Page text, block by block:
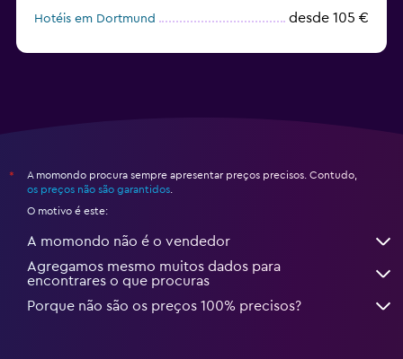
Hotéis em Dortmund desde 105 €
*
A momondo procura sempre apresentar preços precisos. Contudo,
os preços não são garantidos
O motivo é este:
A momondo não é o vendedor
Agregamos mesmo muitos dados para
encontrares o que procuras
Porque não são os preços 100% precisos?